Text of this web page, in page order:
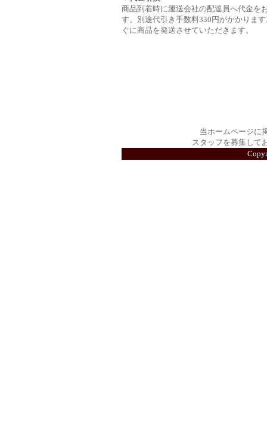
商品到着時に運送会社の配達員へ代金を
す。別途代引き手数料330円がかかりま
ぐに商品を発送させていただきます。
当ホームページに
スタッフを募集して